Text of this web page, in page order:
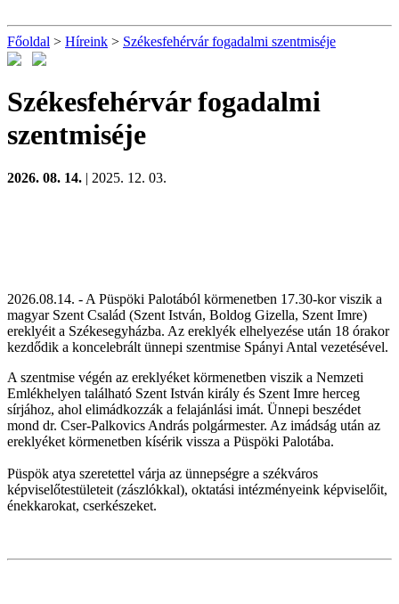
Főoldal > Híreink > Székesfehérvár fogadalmi szentmiséje
Székesfehérvár fogadalmi
szentmiséje
2026. 08. 14. | 2025. 12. 03.
2026.08.14. - A Püspöki Palotából körmenetben 17.30-kor viszik a
magyar Szent Család (Szent István, Boldog Gizella, Szent Imre)
ereklyéit a Székesegyházba. Az ereklyék elhelyezése után 18 órakor
kezdődik a koncelebrált ünnepi szentmise Spányi Antal vezetésével.
A szentmise végén az ereklyéket körmenetben viszik a Nemzeti
Emlékhelyen található Szent István király és Szent Imre herceg
sírjához, ahol elimádkozzák a felajánlási imát. Ünnepi beszédet
mond dr. Cser-Palkovics András polgármester. Az imádság után az
ereklyéket körmenetben kísérik vissza a Püspöki Palotába.
Püspök atya szeretettel várja az ünnepségre a székváros
képviselőtestületeit (zászlókkal), oktatási intézményeink képviselőit,
énekkarokat, cserkészeket.